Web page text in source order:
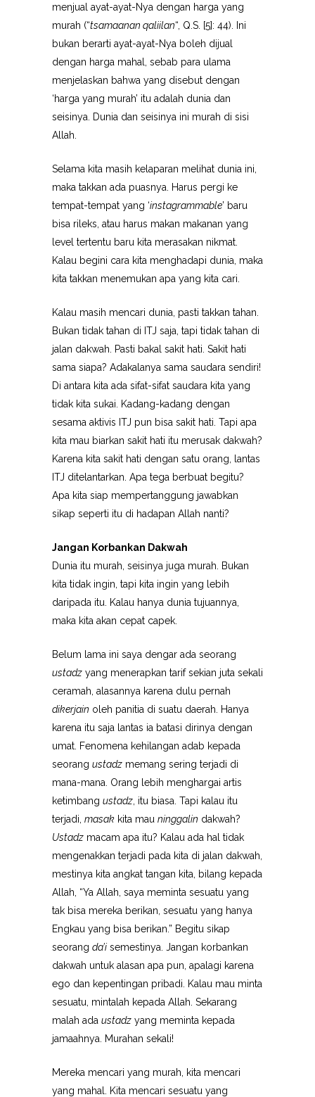
menjual ayat-ayat-Nya dengan harga yang
murah (“tsamaanan qaliilan“, Q.S. [5]: 44). Ini
bukan berarti ayat-ayat-Nya boleh dijual
dengan harga mahal, sebab para ulama
menjelaskan bahwa yang disebut dengan
‘harga yang murah’ itu adalah dunia dan
seisinya. Dunia dan seisinya ini murah di sisi
Allah.
Selama kita masih kelaparan melihat dunia ini,
maka takkan ada puasnya. Harus pergi ke
tempat-tempat yang ‘instagrammable’ baru
bisa rileks, atau harus makan makanan yang
level tertentu baru kita merasakan nikmat.
Kalau begini cara kita menghadapi dunia, maka
kita takkan menemukan apa yang kita cari.
Kalau masih mencari dunia, pasti takkan tahan.
Bukan tidak tahan di ITJ saja, tapi tidak tahan di
jalan dakwah. Pasti bakal sakit hati. Sakit hati
sama siapa? Adakalanya sama saudara sendiri!
Di antara kita ada sifat-sifat saudara kita yang
tidak kita sukai. Kadang-kadang dengan
sesama aktivis ITJ pun bisa sakit hati. Tapi apa
kita mau biarkan sakit hati itu merusak dakwah?
Karena kita sakit hati dengan satu orang, lantas
ITJ ditelantarkan. Apa tega berbuat begitu?
Apa kita siap mempertanggung jawabkan
sikap seperti itu di hadapan Allah nanti?
Jangan Korbankan Dakwah
Dunia itu murah, seisinya juga murah. Bukan
kita tidak ingin, tapi kita ingin yang lebih
daripada itu. Kalau hanya dunia tujuannya,
maka kita akan cepat capek.
Belum lama ini saya dengar ada seorang
ustadz yang menerapkan tarif sekian juta sekali
ceramah, alasannya karena dulu pernah
dikerjain oleh panitia di suatu daerah. Hanya
karena itu saja lantas ia batasi dirinya dengan
umat. Fenomena kehilangan adab kepada
seorang ustadz memang sering terjadi di
mana-mana. Orang lebih menghargai artis
ketimbang ustadz , itu biasa. Tapi kalau itu
terjadi, masak kita mau ninggalin dakwah?
Ustadz macam apa itu? Kalau ada hal tidak
mengenakkan terjadi pada kita di jalan dakwah,
mestinya kita angkat tangan kita, bilang kepada
Allah, “Ya Allah, saya meminta sesuatu yang
tak bisa mereka berikan, sesuatu yang hanya
Engkau yang bisa berikan.” Begitu sikap
seorang da’isemestinya. Jangan korbankan
dakwah untuk alasan apa pun, apalagi karena
ego dan kepentingan pribadi. Kalau mau minta
sesuatu, mintalah kepada Allah. Sekarang
malah ada ustadz yang meminta kepada
jamaahnya. Murahan sekali!
Mereka mencari yang murah, kita mencari
yang mahal. Kita mencari sesuatu yang